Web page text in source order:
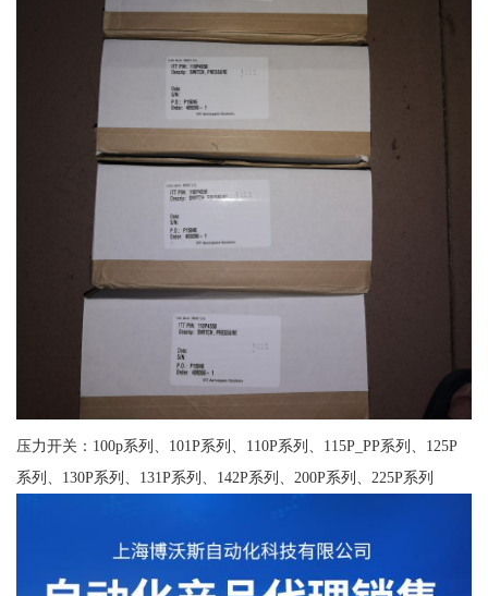
压力开关：100p系列、101P系列、110P系列、115P_PP系列、125P
系列、130P系列、131P系列、142P系列、200P系列、225P系列